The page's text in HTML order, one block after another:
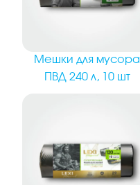
Мешки для мусора
ПВД 240 л, 10 шт